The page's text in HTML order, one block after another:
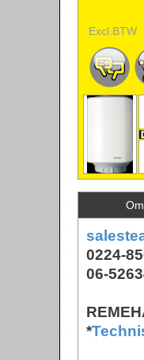
Excl.BTW
0224-
06-
*